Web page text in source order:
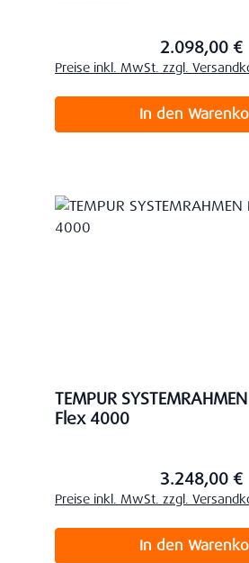
Regulärer Preis:2.098,00 €
Preise inkl. MwSt. zzgl.
In den
TEMPUR
Flex 4000
Regulärer Preis:3.248,00 €
Preise inkl. MwSt. zzgl.
In den